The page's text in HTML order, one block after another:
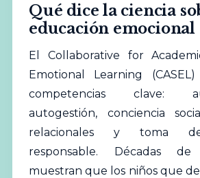
Qué dice la ciencia
educación emocional
El Collaborative for
Emotional Learning (CASEL)
competencias clave:
autogestión, conciencia
relacionales y toma de
responsable. Décadas de
muestran que los niñosque